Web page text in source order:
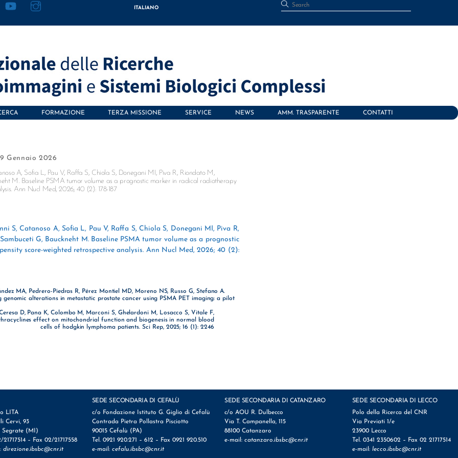
ITALIANO
FORMAZIONE TERZA MISSIONE SERVICE NEWS AMM. TRASPARENTE CONTATTI
9 Gennaio 2026
A, Sofia L, Pau V, Raffa S, Chiola S, Donegani MI, Piva R, Riondato M,
M. Baseline PSMA tumor volume as a prognostic marker in radical radiotherapy
Ann Nucl Med, 2026; 40 (2): 178-187
S, Catanoso A, Sofia L, Pau V, Raffa S, Chiola S, Donegani MI, Piva R,
G, Bauckneht M. Baseline PSMA tumor volume as a prognostic
score-weighted retrospective analysis. Ann Nucl Med, 2026; 40 (2):
MA, Pedrero-Piedras R, Pérez Montiel MD, Moreno NS, Russo G, Stefano A.
alterations in metastatic prostate cancer using PSMA PET imaging: a pilot
D, Pana K, Colombo M, Marconi S, Ghelardoni M, Losacco S, Vitale F,
effect on mitochondrial function and biogenesis in normal blood
cells of hodgkin lymphoma patients. Sci Rep, 2025; 16 (1): 2246
LITA
Cervi, 93
Segrate (MI)
21717514 – Fax 02/21717558
direzione.ibsbc@cnr.it
SEDE SECONDARIA DI CEFALÙ
c/o Fondazione Istituto G. Giglio di Cefalù
Contrada Pietra Pollastra Pisciotto
90015 Cefalù (PA)
Tel. 0921 920.271 – 612 – Fax 0921 920.510
e-mail: cefalu.ibsbc@cnr.it
SEDE SECONDARIA DI CATANZARO
c/o AOU R. Dulbecco
Via T. Campanella, 115
88100 Catanzaro
e-mail: catanzaro.ibsbc@cnr.it
SEDE SECONDARIA DI LECCO
Polo della Ricerca del CNR
Via Previati 1/e
23900 Lecco
Tel. 0341 2350602 – Fax 02 21717514
e-mail: lecco.ibsbc@cnr.it